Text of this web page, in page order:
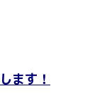
ます！